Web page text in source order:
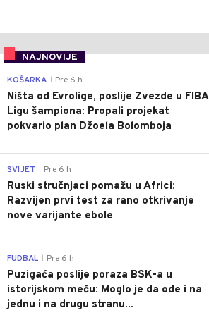
NAJNOVIJE
KOŠARKA Pre 6 h
Ništa od Evrolige, poslije Zvezde u FIBA
Ligu šampiona: Propali projekat
pokvario plan Džoela Bolomboja
SVIJET Pre 6 h
Ruski stručnjaci pomažu u Africi:
Razvijen prvi test za rano otkrivanje
nove varijante ebole
FUDBAL Pre 6 h
Puzigaća poslije poraza BSK-a u
istorijskom meču: Moglo je da ode i na
jednu i na drugu stranu...